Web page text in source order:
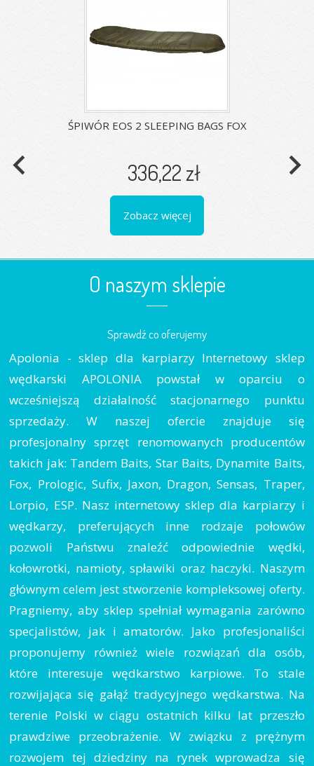
ŚPIWÓR EOS 2 SLEEPING BAGS FOX
336,22 zł
Zobacz więcej
navigate_before navigate_next
O naszym sklepie
Sprawdź co oferujemy
Apolonia - sklep dla karpiarzy Internetowy sklep
wędkarski APOLONIA powstał w oparciu o
wcześniejszą działalność stacjonarnego punktu
sprzedaży. W naszej ofercie znajduje się
profesjonalny sprzęt renomowanych producentów
takich jak: Tandem Baits, Star Baits, Dynamite Baits,
Fox, Prologic, Sufix, Jaxon, Dragon, Sensas, Traper,
Lorpio, ESP. Nasz internetowy sklep dla karpiarzy i
wędkarzy, preferujących inne rodzaje połowów
pozwoli Państwu znaleźć odpowiednie wędki,
kołowrotki, namioty, spławiki oraz haczyki. Naszym
głównym celem jest stworzenie kompleksowej oferty.
Pragniemy, aby sklep spełniał wymagania zarówno
specjalistów, jak i amatorów. Jako profesjonaliści
proponujemy również wiele rozwiązań dla osób,
które interesuje wędkarstwo karpiowe. To stale
rozwijająca się gałąź tradycyjnego wędkarstwa. Na
terenie Polski w ciągu ostatnich kilku lat przeszło
prawdziwe przeobrażenie. W związku z prężnym
rozwojem tej dziedziny na rynek wprowadza się